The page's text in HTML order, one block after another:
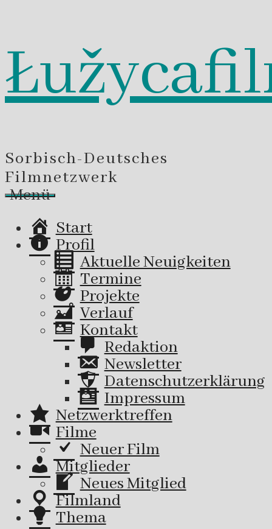
Zum
Inhalt
springen
Sorbisch-Deutsches
Filmnetzwerk
Menü
Start
Profil
Aktuelle Neuigkeiten
Termine
Projekte
Verlauf
Kontakt
Redaktion
Newsletter
Datenschutzerklärung
Impressum
Netzwerktreffen
Filme
Neuer Film
Mitglieder
Neues Mitglied
Filmland
Thema